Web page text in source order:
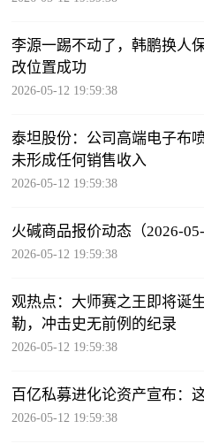
李源一踢不动了，韩鹏换人
改位置成功
2026-05-12 19:59:38
泰坦股份：公司高端电子布
未形成任何销售收入
2026-05-12 19:59:38
火碱商品报价动态（2026-
2026-05-12 19:59:38
观热点：大师赛之王即将诞
勒，冲击史无前例的纪录
2026-05-12 19:59:38
百亿私募进化论资产宣布：
2026-05-12 19:59:38